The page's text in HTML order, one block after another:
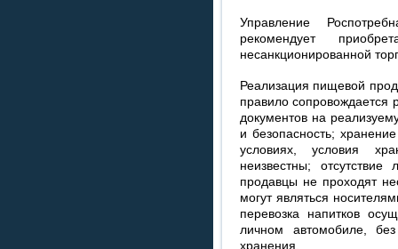
Управление
рекомендует
несанкционированной
Реализация пищевой
правило сопровождается
документов на
и безопасность;
условиях, условия
неизвестны;
продавцы не проходят
могут являться
перевозка напитков
личном автомобиле,
хранения.